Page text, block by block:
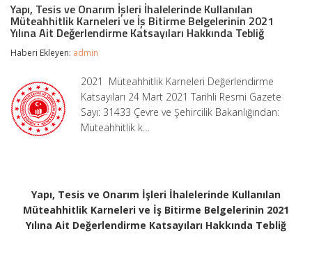
ve
Onarım
İşleri
İhalelerinde
Karneleri
ve
İş
Bitirme
Belgelerinin
Katsayıları
Hakkında
Tebliğ
için
Yapı, Tesis ve Onarım İşleri İhalelerinde Kullanılan
Müteahhitlik Karneleri ve İş Bitirme Belgelerinin 2021
Yılına Ait Değerlendirme Katsayıları Hakkında Tebliğ
Haberi Ekleyen: admin
2021 Müteahhitlik Karneleri Değerlendirme
Katsayıları 24 Mart 2021 Tarihli Resmi Gazete
Sayı: 31433 Çevre ve Şehircilik Bakanlığından:
Müteahhitlik k…
Yapı, Tesis ve Onarım İşleri İhalelerinde Kullanılan
Müteahhitlik Karneleri ve İş Bitirme Belgelerinin 2021
Yılına Ait Değerlendirme Katsayıları Hakkında Tebliğ